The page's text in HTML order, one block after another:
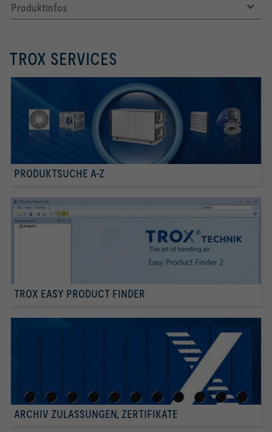
Produktinfos
TROX SERVICES
PRODUKTSUCHE A-Z
TROX EASY PRODUCT FINDER
ARCHIV ZULASSUNGEN, ZERTIFIKATE